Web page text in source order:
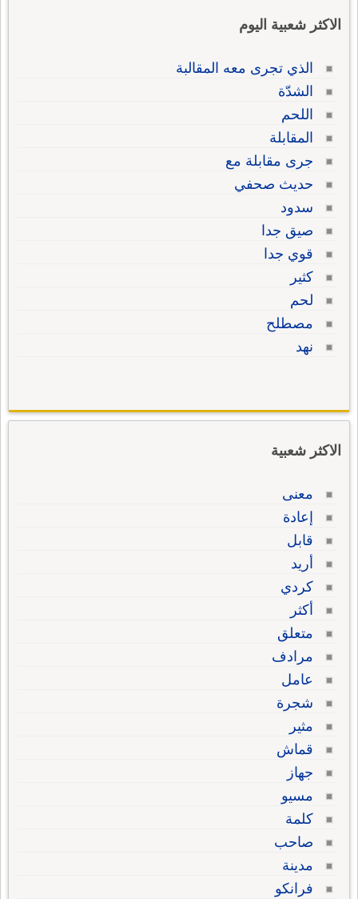
الاكثر شعبية اليوم
الذي تجرى معه المقالبة
الشدّة
اللحم
المقابلة
جرى مقابلة مع
حديث صحفي
سدود
صيق جدا
قوي جدا
كثير
لحم
مصطلح
نهد
الاكثر شعبية
معنى
إعادة
قابل
أريد
كردي
أكثر
متعلق
مرادف
عامل
شجرة
مثير
قماش
جهاز
مسيو
كلمة
صاحب
مدينة
فرانكو